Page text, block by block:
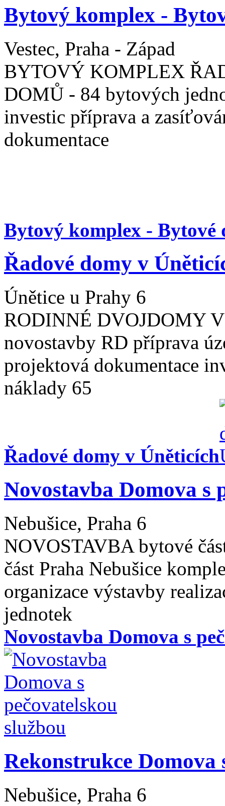
Bytový komplex -
Vestec, Praha - Západ
BYTOVÝ KOMPLEX
DOMŮ - 84 bytových
investic příprava a
dokumentace
Bytový komplex - Bytové
Řadové domy v
Únětice u Prahy 6
RODINNÉ DVOJDOMY
novostavby RD příprava
projektová dokumentace
náklady 65
Řadové domy v Úněticích
Novostavba Domova s
Nebušice, Praha 6
NOVOSTAVBA bytové
část Praha Nebušice
organizace výstavby
jednotek
Novostavba Domova s
Rekonstrukce Domova
Nebušice, Praha 6